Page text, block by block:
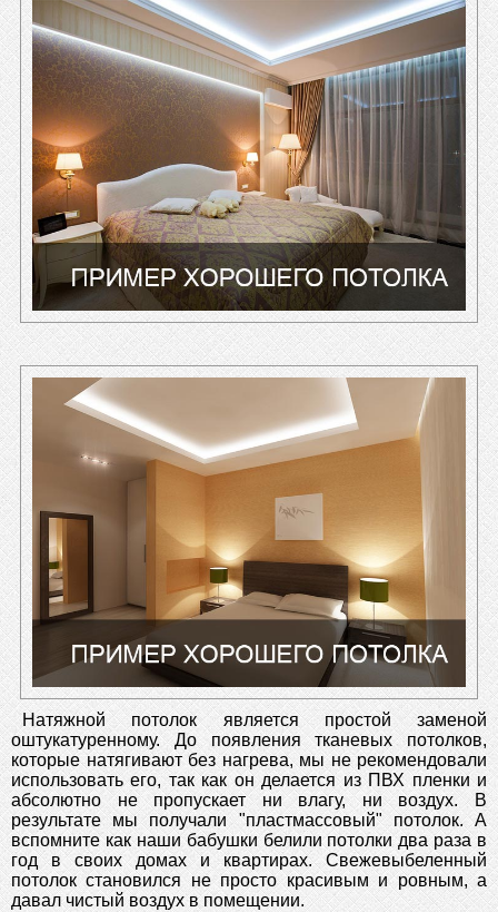
Натяжной потолок является простой заменой
оштукатуренному. До появления тканевых потолков,
которые натягивают без нагрева, мы не рекомендовали
использовать его, так как он делается из ПВХ пленки и
абсолютно не пропускает ни влагу, ни воздух. В
результате мы получали "пластмассовый" потолок. А
вспомните как наши бабушки белили потолки два раза в
год в своих домах и квартирах. Свежевыбеленный
потолок становился не просто красивым и ровным, а
давал чистый воздух в помещении.